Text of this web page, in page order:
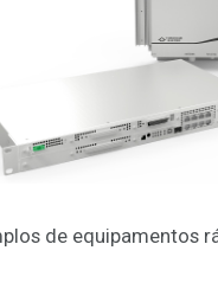
de equipamentos